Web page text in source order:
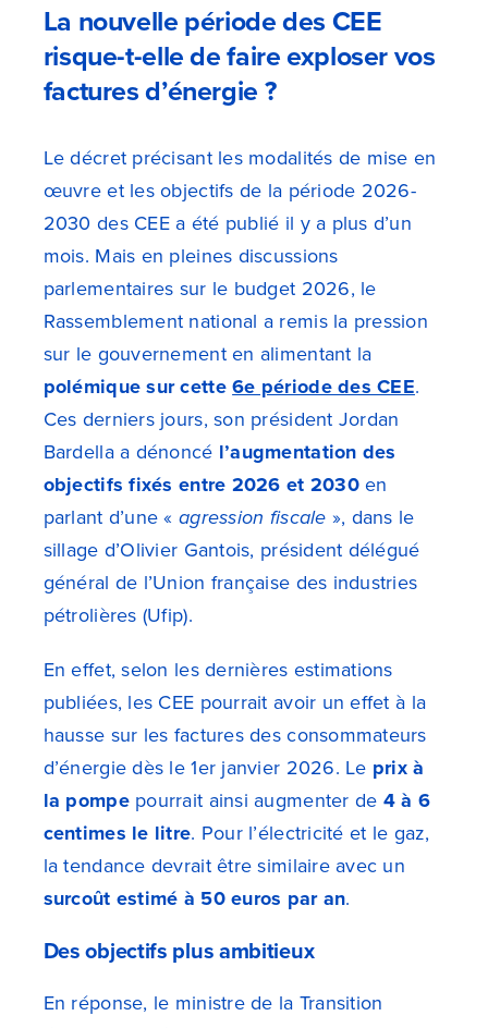
La nouvelle période des CEE
risque-t-elle de faire exploser vos
factures d’énergie ?
Le décret précisant les modalités de mise en
œuvre et les objectifs de la période 2026-
2030 des CEE a été publié il y a plus d’un
mois. Mais en pleines discussions
parlementaires sur le budget 2026, le
Rassemblement national a remis la pression
sur le gouvernement en alimentant la
polémique sur cette6e période des CEE.
Ces derniers jours, son président Jordan
Bardella a dénoncé l’augmentation des
objectifs fixés entre 2026 et 2030en
parlant d’une «agression fiscale », dans le
sillage d’Olivier Gantois, président délégué
général de l’Union française des industries
pétrolières (Ufip).
En effet, selon les dernières estimations
publiées, les CEE pourrait avoir un effet à la
hausse sur les factures des consommateurs
d’énergie dès le 1er janvier 2026. Le prix à
la pompepourrait ainsi augmenter de 4 à 6
centimes le litre. Pour l’électricité et le gaz,
la tendance devrait être similaire avec un
surcoût estimé à 50 euros par an.
Des objectifs plus ambitieux
En réponse, le ministre de la Transition